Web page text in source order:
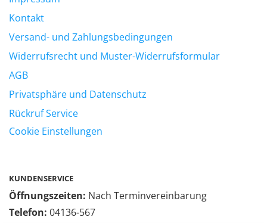
Kontakt
Versand- und Zahlungsbedingungen
Widerrufsrecht und Muster-Widerrufsformular
AGB
Privatsphäre und Datenschutz
Rückruf Service
Cookie Einstellungen
KUNDENSERVICE
Öffnungszeiten: Nach Terminvereinbarung
Telefon: 04136-567